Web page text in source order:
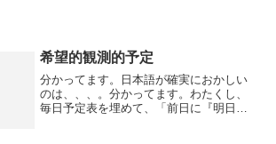
希望的観測的予定
分かってます。日本語が確実におかしい
のは、、、。分かってます。わたくし、
毎日予定表を埋めて、「前日に『明日は